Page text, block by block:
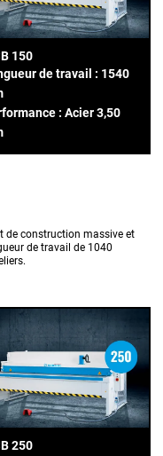
150
de travail : 1540
: Acier 3,50
de construction massive et
de travail de 1040
250